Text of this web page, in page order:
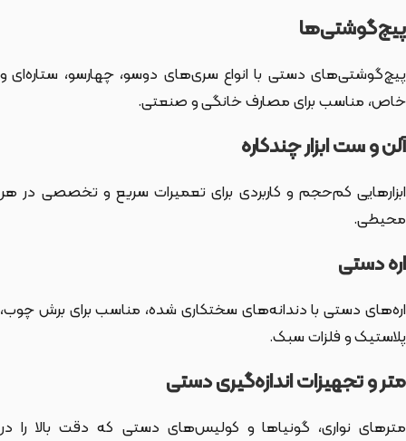
پیچ‌گوشتی‌ها
پیچ‌گوشتی‌های دستی با انواع سری‌های دوسو، چهارسو، ستاره‌ای و
خاص، مناسب برای مصارف خانگی و صنعتی.
آلن و ست ابزار چندکاره
ابزارهایی کم‌حجم و کاربردی برای تعمیرات سریع و تخصصی در هر
محیطی.
اره دستی
اره‌های دستی با دندانه‌های سختکاری شده، مناسب برای برش چوب،
پلاستیک و فلزات سبک.
متر و تجهیزات اندازه‌گیری دستی
مترهای نواری، گونیاها و کولیس‌های دستی که دقت بالا را در